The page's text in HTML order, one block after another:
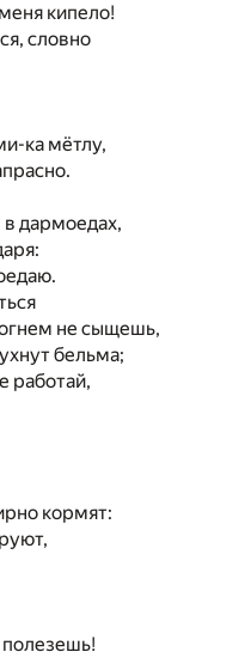
кипело!
словно
ка мётлу,
дармоедах,
не сыщешь,
бельма;
работай,
кормят: